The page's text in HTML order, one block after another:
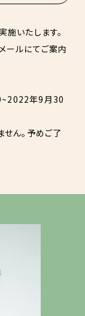
いたします。
ールにてご案内
年9月30
ん。予めご了